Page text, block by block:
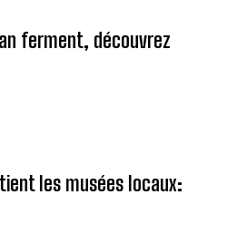
ferment, découvrez
les musées locaux: